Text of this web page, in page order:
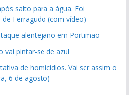
salto para a água. Foi
Ferragudo (com vídeo)
alentejano em Portimão
vai pintar-se de azul
de homicídios. Vai ser assim o
6 de agosto)